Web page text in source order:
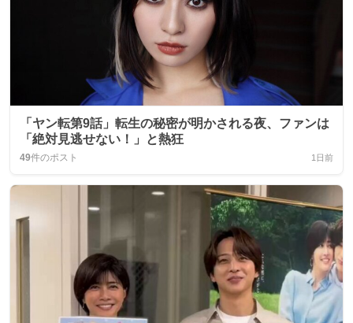
「ヤン転第9話」転生の秘密が明かされる夜、ファンは
「絶対見逃せない！」と熱狂
49件のポスト 1日前